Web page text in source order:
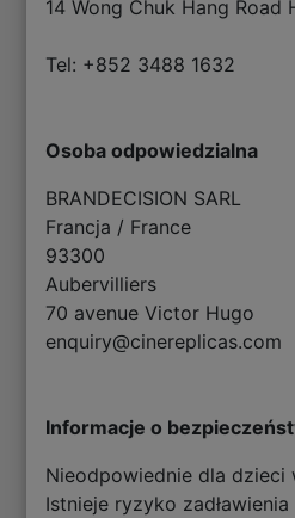
14 Wong Chuk Hang Road
Tel: +852 3488 1632
Osoba odpowiedzialna
BRANDECISION SARL
Francja / France
93300
Aubervilliers
70 avenue Victor Hugo
enquiry@cinereplicas.com
Informacje o
Nieodpowiednie dla dzieci
Istnieje ryzyko zadławienia